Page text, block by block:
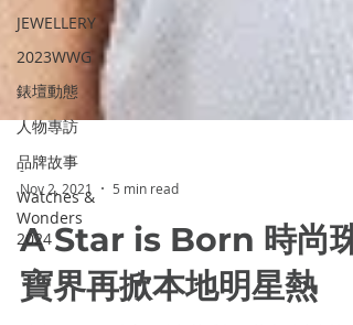
JEWELLERY
2023WWG
錶壇動態
人物專訪
品牌故事
Watches &
Wonders
2024
-
Nov 2, 2021
5 min read
A Star is Born 時尚珠